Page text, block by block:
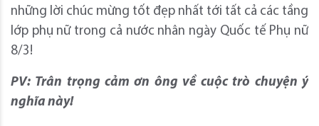
những lời chúc mừng tốt đẹp nhất tới tất cả các tầng
lớp phụ nữ trong cả nước nhân ngày Quốc tế Phụ nữ
8/3!
PV: Trân trọng cảm ơn ông về cuộc trò chuyện ý
nghĩa này!